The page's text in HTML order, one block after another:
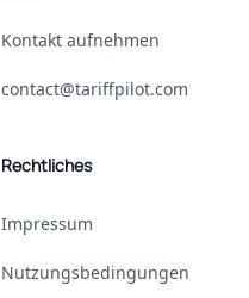
Kontakt aufnehmen
contact@tariffpilot.com
Rechtliches
Impressum
Nutzungsbedingungen